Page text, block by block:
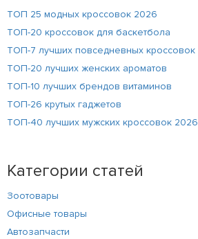
ТОП 25 модных кроссовок 2026
ТОП-20 кроссовок для баскетбола
ТОП-7 лучших повседневных кроссовок
ТОП-20 лучших женских ароматов
ТОП-10 лучших брендов витаминов
ТОП-26 крутых гаджетов
ТОП-40 лучших мужских кроссовок 2026
Категории статей
Зоотовары
Офисные товары
Автозапчасти